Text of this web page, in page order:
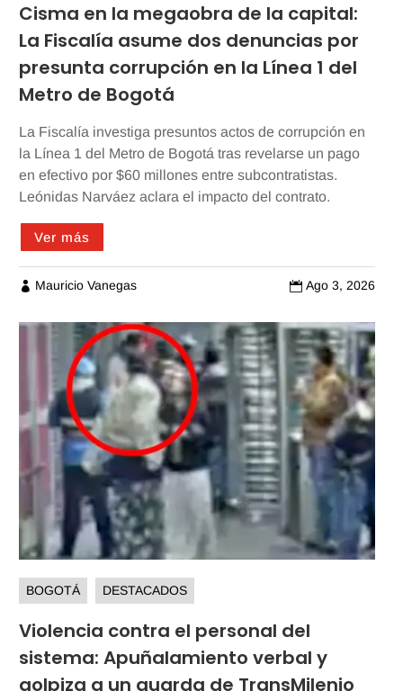
Cisma en la megaobra de la capital:
La Fiscalía asume dos denuncias por
presunta corrupción en la Línea 1 del
Metro de Bogotá
La Fiscalía investiga presuntos actos de corrupción en
la Línea 1 del Metro de Bogotá tras revelarse un pago
en efectivo por $60 millones entre subcontratistas.
Leónidas Narváez aclara el impacto del contrato.
Ver más
 Mauricio Vanegas  Ago 3, 2026
BOGOTÁ DESTACADOS
Violencia contra el personal del
sistema: Apuñalamiento verbal y
golpiza a un guarda de TransMilenio